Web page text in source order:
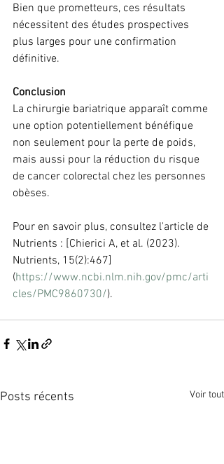
Bien que prometteurs, ces résultats
nécessitent des études prospectives
plus larges pour une confirmation
définitive.
Conclusion
La chirurgie bariatrique apparaît comme
une option potentiellement bénéfique
non seulement pour la perte de poids,
mais aussi pour la réduction du risque
de cancer colorectal chez les personnes
obèses.
Pour en savoir plus, consultez l'article de
Nutrients : [Chierici A, et al. (2023).
Nutrients, 15(2):467]
(https://www.ncbi.nlm.nih.gov/pmc/arti
cles/PMC9860730/).
Posts récents Voir tout